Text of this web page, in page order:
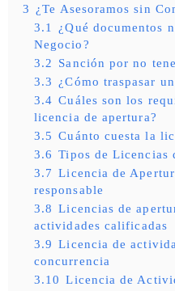
3 ¿Te Asesoramos sin
3.1
¿Qué documentos
Negocio?
3.2 Sanción por no
3.3 ¿Cómo traspasar
3.4 Cuáles son los
licencia de apertura?
3.5 Cuánto cuesta la
3.6 Tipos de Licencias
3.7 Licencia de
responsable
3.8 Licencias de
actividades calificadas
3.9 Licencia de
concurrencia
3.10 Licencia de